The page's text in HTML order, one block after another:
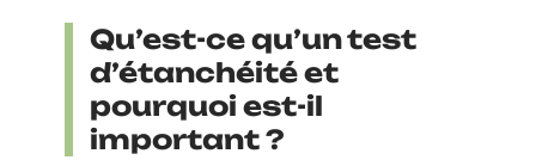
Qu’est-ce qu’un test
d’étanchéité et
pourquoi est-il
important ?